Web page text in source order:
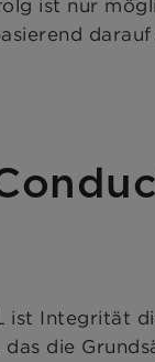
ist nur
ist Integrität
das die